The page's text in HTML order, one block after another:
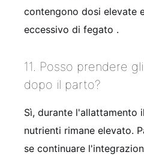
contengono dosi elevate
eccessivo di fegato .
11. Posso prendere
dopo il parto?
Sì, durante l'allattamento
nutrienti rimane elevato.
se continuare